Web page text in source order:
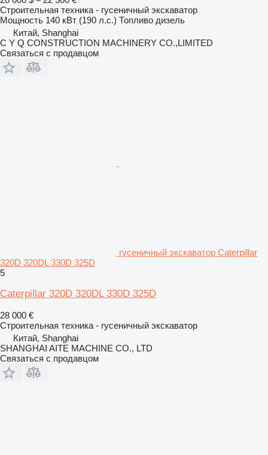
Строительная техника - гусеничный экскаватор
Мощность 140 кВт (190 л.с.) Топливо дизель
Китай, Shanghai
C Y Q CONSTRUCTION MACHINERY CO.,LIMITED
Связаться с продавцом
гусеничный экскаватор Caterpillar
320D 320DL 330D 325D
5
Caterpillar 320D 320DL 330D 325D
28 000 €
Строительная техника - гусеничный экскаватор
Китай, Shanghai
SHANGHAI AITE MACHINE CO., LTD
Связаться с продавцом